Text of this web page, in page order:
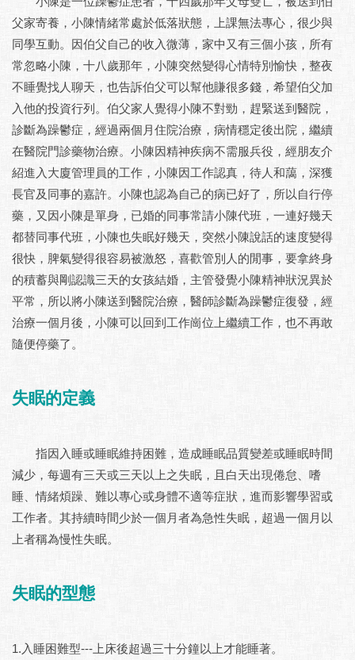
父家寄養，小陳情緒常處於低落狀態，上課無法專心，很少與
同學互動。因伯父自己的收入微薄，家中又有三個小孩，所有
常忽略小陳，十八歲那年，小陳突然變得心情特別愉快，整夜
不睡覺找人聊天，也告訴伯父可以幫他賺很多錢，希望伯父加
入他的投資行列。伯父家人覺得小陳不對勁，趕緊送到醫院，
診斷為躁鬱症，經過兩個月住院治療，病情穩定後出院，繼續
在醫院門診藥物治療。小陳因精神疾病不需服兵役，經朋友介
紹進入大廈管理員的工作，小陳因工作認真，待人和藹，深獲
長官及同事的嘉許。小陳也認為自己的病已好了，所以自行停
藥，又因小陳是單身，已婚的同事常請小陳代班，一連好幾天
都替同事代班，小陳也失眠好幾天，突然小陳說話的速度變得
很快，脾氣變得很容易被激怒，喜歡管別人的閒事，要拿終身
的積蓄與剛認識三天的女孩結婚，主管發覺小陳精神狀況異於
平常，所以將小陳送到醫院治療，醫師診斷為躁鬱症復發，經
治療一個月後，小陳可以回到工作崗位上繼續工作，也不再敢
隨便停藥了。
失眠的定義
指因入睡或睡眠維持困難，造成睡眠品質變差或睡眠時間
減少，每週有三天或三天以上之失眠，且白天出現倦怠、嗜
睡、情緒煩躁、難以專心或身體不適等症狀，進而影響學習或
工作者。其持續時間少於一個月者為急性失眠，超過一個月以
上者稱為慢性失眠。
失眠的型態
1.入睡困難型---上床後超過三十分鐘以上才能睡著。